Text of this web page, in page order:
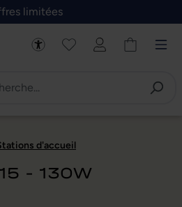
limitées
d'accueil
- 130W